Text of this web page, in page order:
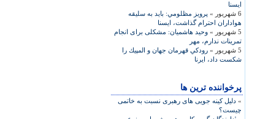
ایسنا
6 شهریور »
پرويز مظلومي: بايد به سليقه
هواداران احترام گذاشت، ایسنا
5 شهریور »
وحید هاشمیان: مشکلی برای انجام
تمرینات ندارم، مهر
5 شهریور »
رودكي قهرمان جهان و المپيك را
شكست داد، ایرنا
پرخواننده ترین ها
» دلیل کینه جویی های رهبری نسبت به خاتمی
چیست؟